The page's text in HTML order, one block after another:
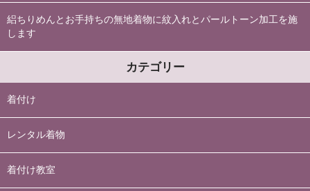
絽ちりめんとお手持ちの無地着物に紋入れとパールトーン加工を施
します
カテゴリー
着付け
レンタル着物
着付け教室